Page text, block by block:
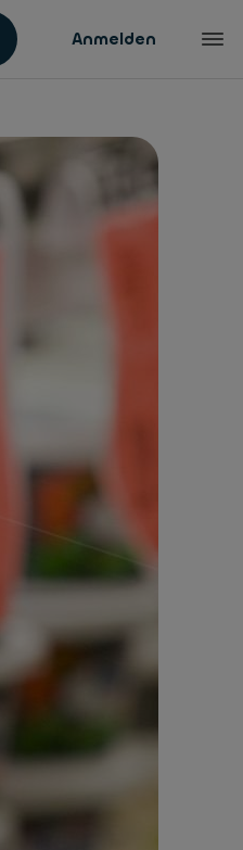
Anmelden